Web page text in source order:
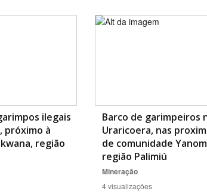
ilegais
próximo à
região
Barco de garimpeiros
Uraricoera, nas
de comunidade
região Palimiú
Mineração
4 visualizações